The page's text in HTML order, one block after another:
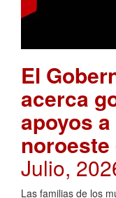
El
acerca
apoyos
noroeste
Julio,
Las familias de los